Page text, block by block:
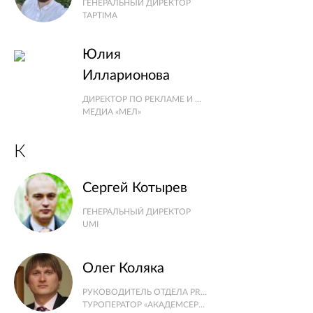
ГЕНЕРАЛЬНЫЙ ДИРЕКТОР
TAPTIMA
Юлия
Илларионова
ДИРЕКТОР ПО РЕКЛАМЕ И МАРКЕТИНГУ
МЕДИА «МЕЛ»
К
Сергей Котырев
ГЕНЕРАЛЬНЫЙ ДИРЕКТОР
UMI
Олег Коляка
РУКОВОДИТЕЛЬ ОТДЕЛА PR И РЕКЛАМЫ
ТУРОПЕРАТОР «АКАДЕМСЕРВИС»